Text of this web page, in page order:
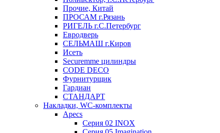
Прочие, Китай
ПРОСАМ г.Рязань
РИГЕЛЬ г.С.Петербург
Евродверь
СЕЛЬМАШ г.Киров
Исеть
Securemme цилиндры
CODE DECO
Фурнитурщик
Гардиан
СТАНДАРТ
Накладки, WC-комплекты
Apecs
Cерия 02 INOX